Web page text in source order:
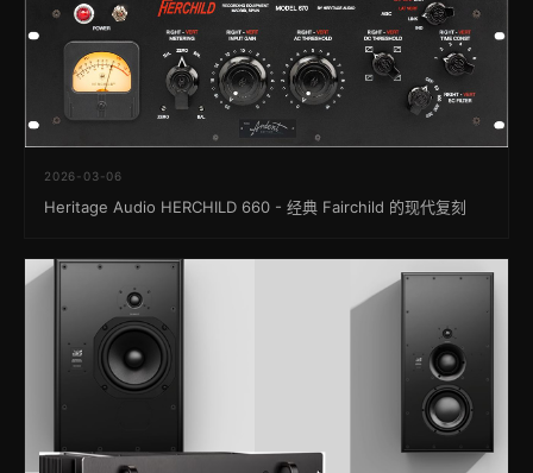
2026-03-06
Heritage Audio HERCHILD 660 - 经典 Fairchild 的现代复刻